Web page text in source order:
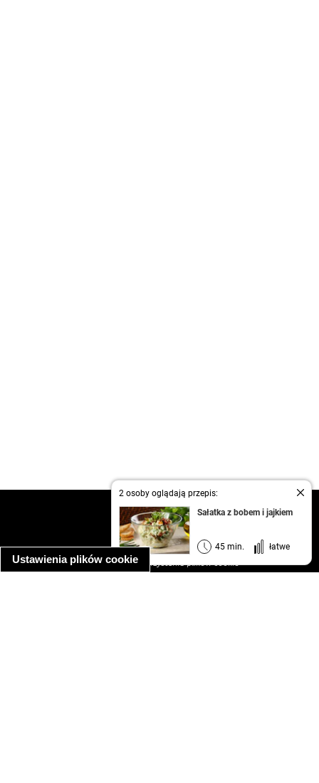
Ustawienia plików cookie
2 osoby oglądają przepis:
Sałatka z bobem i jajkiem
45 min. łatwe
kontakt
regulamin
informacja o prywatności
informacja o wykorzystaniu plików cookie